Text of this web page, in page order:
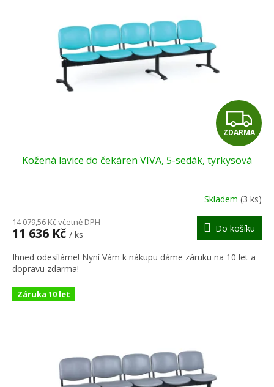
Z
D
A
R
M
A
ZDARMA
Kožená lavice do čekáren VIVA, 5-sedák, tyrkysová
Skladem (3 ks)
14 079,56 Kč včetně DPH
11 636 Kč / ks
Do košíku
Ihned odesíláme! Nyní Vám k nákupu dáme záruku na 10 let a
dopravu zdarma!
Záruka 10 let